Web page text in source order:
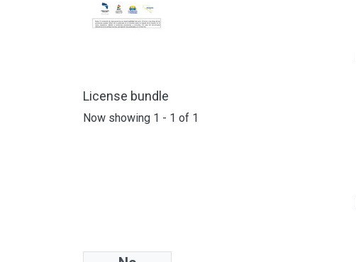
License bundle
Now showing 1 - 1 of 1